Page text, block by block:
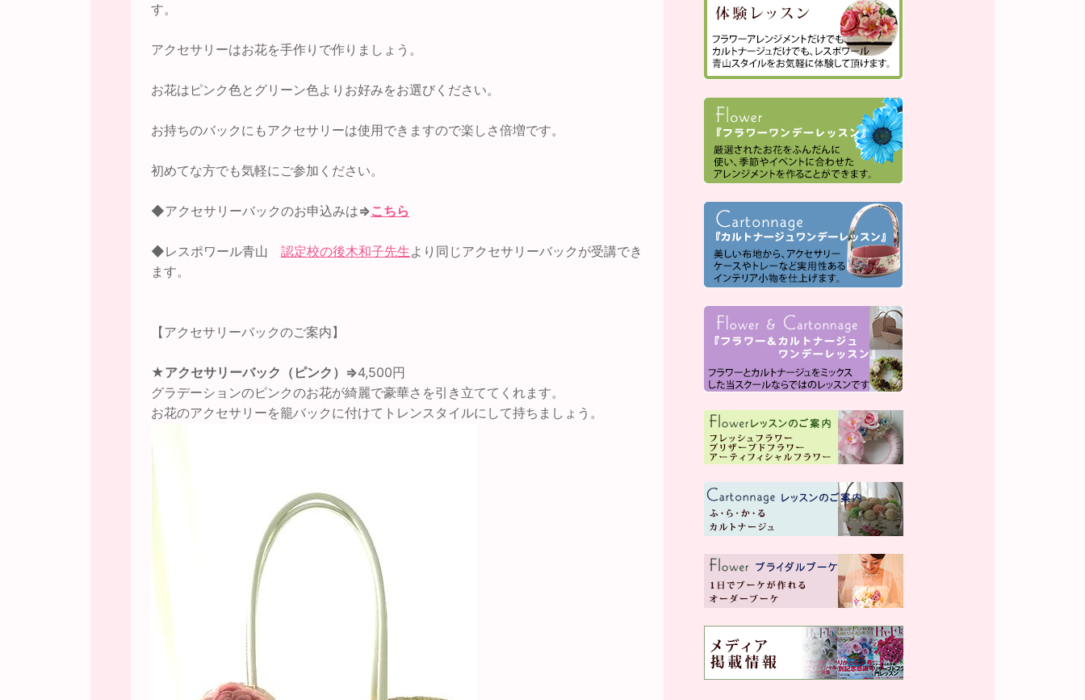
す。
アクセサリーはお花を手作りで作りましょう。
お花はピンク色とグリーン色よりお好みをお選びください。
お持ちのバックにもアクセサリーは使用できますので楽しさ倍増です。
初めてな方でも気軽にご参加ください。
◆アクセサリーバックのお申込みは⇒こちら
◆レスポワール青山 認定校の後木和子先生より同じアクセサリーバックが受講でき
ます。
【アクセサリーバックのご案内】
★アクセサリーバック（ピンク）⇒4,500円
グラデーションのピンクのお花が綺麗で豪華さを引き立ててくれます。
お花のアクセサリーを籠バックに付けてトレンスタイルにして持ちましょう。